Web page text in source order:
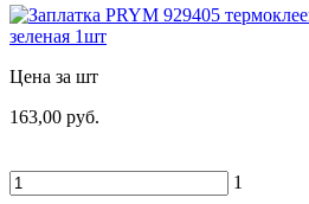
Цена за шт
163,00 руб.
1